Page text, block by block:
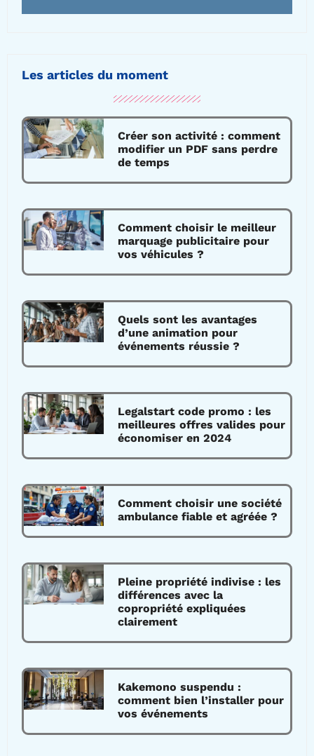
Les articles du moment
Créer son activité : comment
modifier un PDF sans perdre
de temps
Comment choisir le meilleur
marquage publicitaire pour
vos véhicules ?
Quels sont les avantages
d’une animation pour
événements réussie ?
Legalstart code promo : les
meilleures offres valides pour
économiser en 2024
Comment choisir une société
ambulance fiable et agréée ?
Pleine propriété indivise : les
différences avec la
copropriété expliquées
clairement
Kakemono suspendu :
comment bien l’installer pour
vos événements